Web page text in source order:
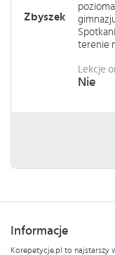
Zbyszek
terenie
Lekcje
Nie
Informacje
Korepetycje.pl to najstarszy